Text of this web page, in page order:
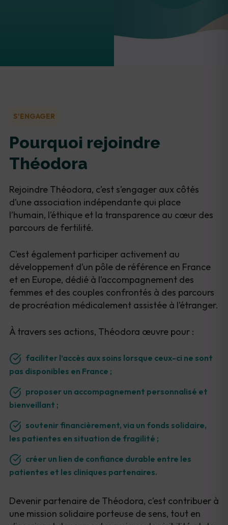
S'ENGAGER
Pourquoi rejoindre
Théodora
Rejoindre Théodora, c’est s’engager aux côtés
d’une association indépendante qui place
l’humain, l’éthique et la transparence au cœur des
parcours de fertilité.
C’est également participer activement au
développement d’un pôle de référence en France
et en Europe, dédié à l’accompagnement des
femmes et des couples confrontés à des parcours
de procréation médicalement assistée à l’étranger.
À travers ses actions, Théodora œuvre pour :
faciliter l’accès aux soins lorsque ceux-ci ne sont
pas disponibles en France ;
proposer un accompagnement personnalisé et
bienveillant ;
soutenir financièrement, via un fonds solidaire,
les patientes en situation de fragilité ;
créer un lien de confiance durable entre les
patientes et les cliniques partenaires.
Devenir partenaire de Théodora, c’est contribuer à
une mission solidaire porteuse de sens, tout en